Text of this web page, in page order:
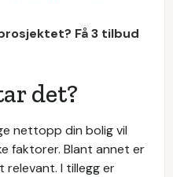
Få 3 tilbud
det?
nettopp din bolig vil
faktorer. Blant annet er
I tillegg er